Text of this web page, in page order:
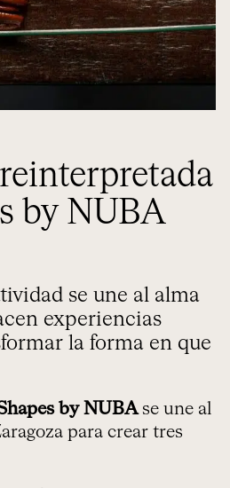
by NUBA
experiencias
la forma en que
by NUBAse une al
para crear tres